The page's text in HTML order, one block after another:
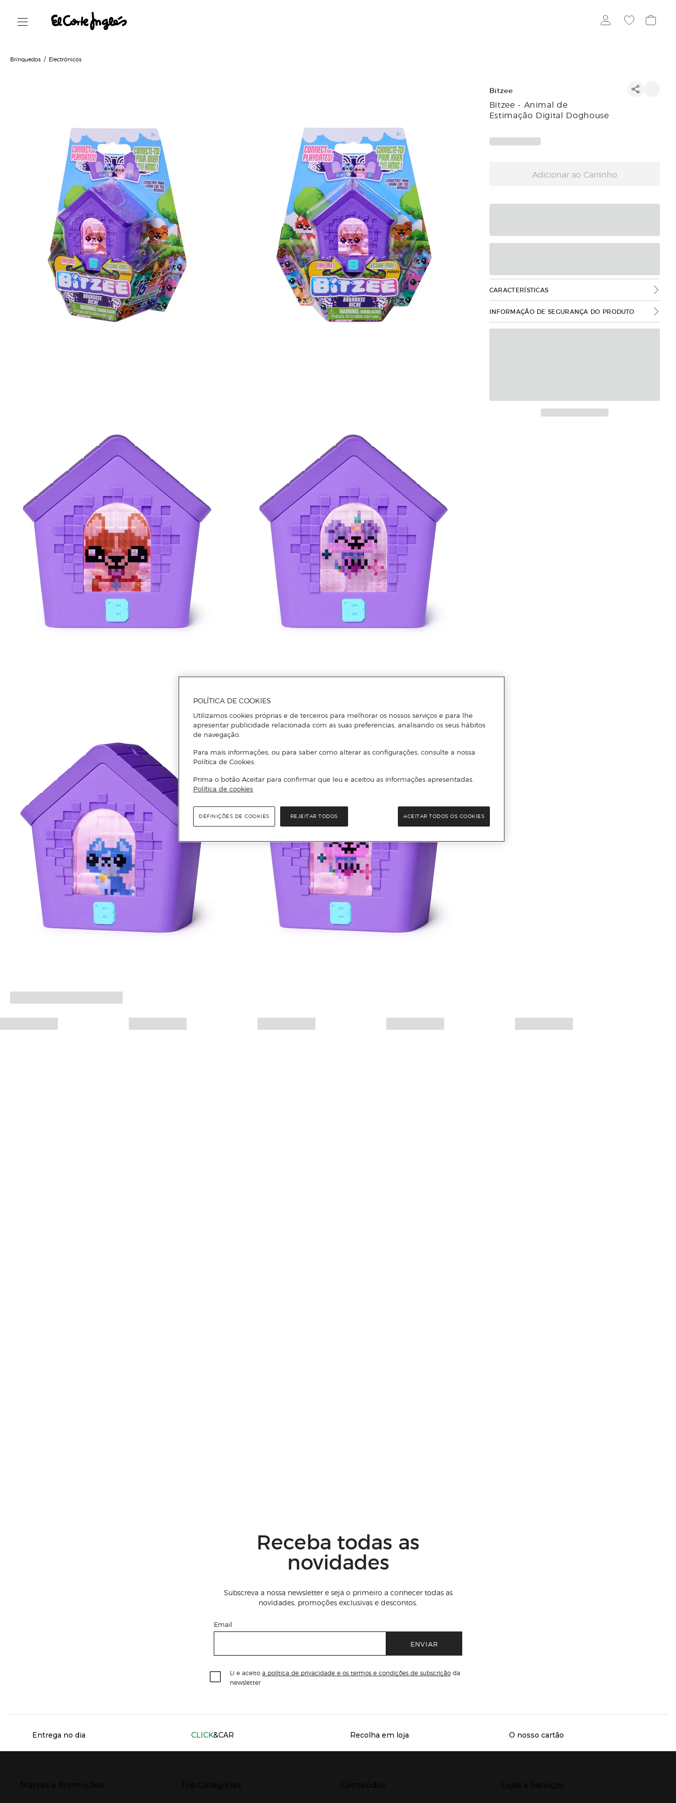
Brinquedos Electrónicos
Bitzee
Bitzee - Animal de
Estimação Digital Doghouse
Adicionar ao Carrinho
CARACTERÍSTICAS
INFORMAÇÃO DE SEGURANÇA DO PRODUTO
Receba todas as
novidades
Subscreva a nossa newsletter e seja o primeiro a conhecer todas as
novidades, promoções exclusivas e descontos.
Email
ENVIAR
Li e aceito a política de privacidade e os termos e condições de subscrição da
newsletter
Servicios destacados
Entrega no dia CLICK&CAR Recolha em loja O nosso cartão
POLÍTICA DE COOKIES
Utilizamos cookies próprias e de terceiros para melhorar os nossos serviços e para lhe
apresentar publicidade relacionada com as suas preferências, analisando os seus hábitos
de navegação.
Para mais informações, ou para saber como alterar as configurações, consulte a nossa
Política de Cookies.
Prima o botão Aceitar para confirmar que leu e aceitou as informações apresentadas.
Política de cookies
REJEITAR TODOS ACEITAR TODOS OS COOKIES
DEFINIÇÕES DE COOKIES